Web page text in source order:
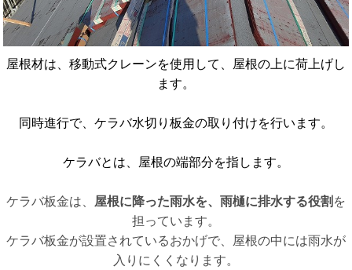
屋根材は、移動式クレーンを使用して、屋根の上に荷上げし
ます。
同時進行で、ケラバ水切り板金の取り付けを行います。
ケラバとは、屋根の端部分を指します。
ケラバ板金は、 屋根に降った雨水を、雨樋に排水する役割 を
担っています。
ケラバ板金が設置されているおかげで、屋根の中には雨水が
入りにくくなります。